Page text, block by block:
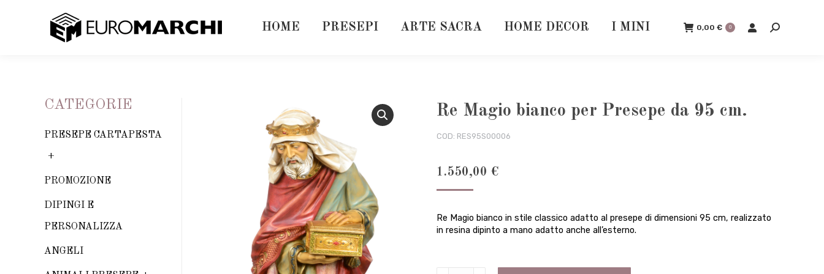
HOME PRESEPI ARTE SACRA HOME DECOR I MINI 0,00 € 0 Cerca:
Re Magio bianco per Presepe da 95 cm.
COD: RES95S00006
1.550,00 €
Re Magio bianco in stile classico adatto al presepe di dimensioni 95 cm, realizzato
in resina dipinto a mano adatto anche all’esterno.
CATEGORIE
PRESEPE CARTAPESTA
PROMOZIONE
DIPINGI E
PERSONALIZZA
ANGELI